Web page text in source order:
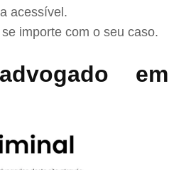
acessível.
importe com o seu caso.
em